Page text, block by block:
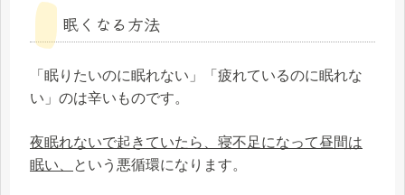
眠くなる方法
「眠りたいのに眠れない」「疲れているのに眠れな
い」のは辛いものです。
夜眠れないで起きていたら、寝不足になって昼間は
眠い、
という悪循環になります。